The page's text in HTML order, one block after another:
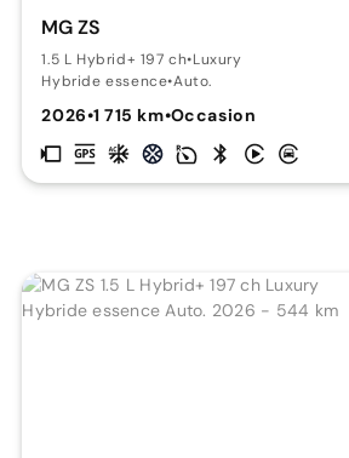
MG ZS
1.5 L Hybrid+ 197 ch•Luxury
Hybride essence•Auto.
2026•1 715 km•Occasion